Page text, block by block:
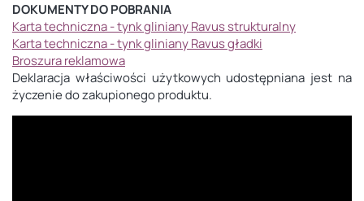
DOKUMENTY DO POBRANIA
Karta techniczna - tynk gliniany Ravus strukturalny
Karta techniczna - tynk gliniany Ravus gładki
Broszura reklamowa
Deklaracja właściwości użytkowych udostępniana jest na
życzenie do zakupionego produktu.